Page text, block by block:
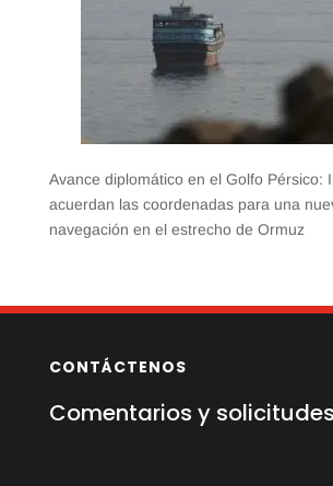
Avance diplomático en el Golfo Pérsico:
acuerdan las coordenadas para una
navegación en el estrecho de Ormuz
CONTÁCTENOS
Comentarios y